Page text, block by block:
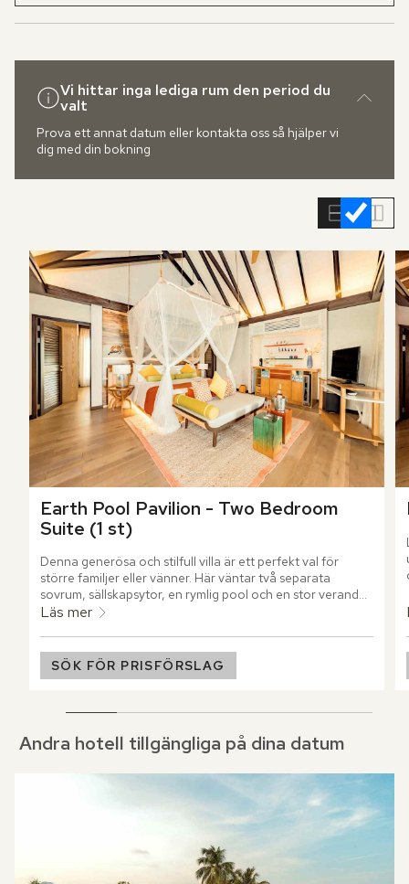
Vi hittar inga lediga rum den period du
valt
Prova ett annat datum eller kontakta oss så hjälper vi
dig med din bokning
Hoppa
Earth Pool Pavilion - Two Bedroom
Suite (1 st)
Denna generösa och stilfull villa är ett perfekt val för
större familjer eller vänner. Här väntar två separata
sovrum, sällskapsytor, en rymlig pool och en stor veranda,
omsluten av tropisk grönska.
Läs mer
SÖK FÖR PRISFÖRSLAG
Andra hotell tillgängliga på dina datum